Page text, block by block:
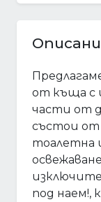
от къща с
части от
състои от
тоалетна
под наем!,